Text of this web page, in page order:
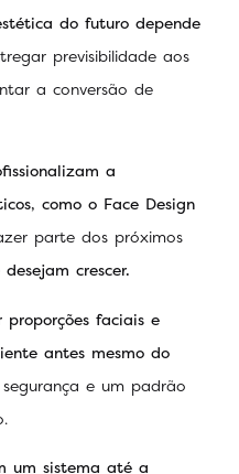
do futuro depende
previsibilidade aos
a conversão de
a
como o Face Design
parte dos próximos
crescer.
proporções faciais e
antes mesmo do
e um padrão
um sistema até a